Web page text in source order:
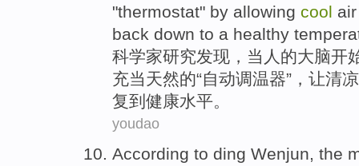
"thermostat" by allowing cool air
back down to a healthy
科学家研究发现， 当 人 的大脑开
充当天然的“自动调温器”， 让清凉
复到 健康水平。
youdao
According to ding Wenjun, the